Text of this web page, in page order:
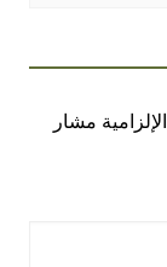
مشار